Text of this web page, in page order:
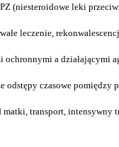
(niesteroidowe leki
leczenie,
ochronnymi a działającymi
odstępy czasowe pomiędzy
matki , transport, intensywny